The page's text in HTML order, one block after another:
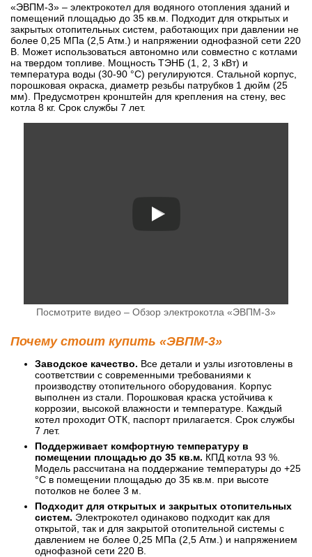
«ЭВПМ-3» – электрокотел для водяного отопления зданий и
помещений площадью до 35 кв.м. Подходит для открытых и
закрытых отопительных систем, работающих при давлении не
более 0,25 МПа (2,5 Атм.) и напряжении однофазной сети 220
В. Может использоваться автономно или совместно с котлами
на твердом топливе. Мощность ТЭНБ (1, 2, 3 кВт) и
температура воды (30-90 °C) регулируются. Стальной корпус,
порошковая окраска, диаметр резьбы патрубков 1 дюйм (25
мм). Предусмотрен кронштейн для крепления на стену, вес
котла 8 кг. Срок службы 7 лет.
Посмотрите видео – Обзор электрокотла «ЭВПМ-3»
Почему стоит купить «ЭВПМ-3»
Заводское качество. Все детали и узлы изготовлены в
соответствии с современными требованиями к
производству отопительного оборудования. Корпус
выполнен из стали. Порошковая краска устойчива к
коррозии, высокой влажности и температуре. Каждый
котел проходит ОТК, паспорт прилагается. Срок службы
7 лет.
Поддерживает комфортную температуру в
помещении площадью до 35 кв.м. КПД котла 93 %.
Модель рассчитана на поддержание температуры до +25
°C в помещении площадью до 35 кв.м. при высоте
потолков не более 3 м.
Подходит для открытых и закрытых отопительных
систем. Электрокотел одинаково подходит как для
открытой, так и для закрытой отопительной системы с
давлением не более 0,25 МПа (2,5 Атм.) и напряжением
однофазной сети 220 В.